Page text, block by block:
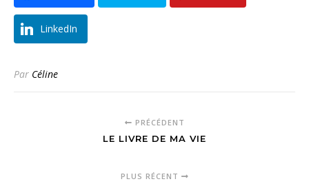
LinkedIn
Par Céline
PRÉCÉDENT
LE LIVRE DE MA VIE
PLUS RÉCENT